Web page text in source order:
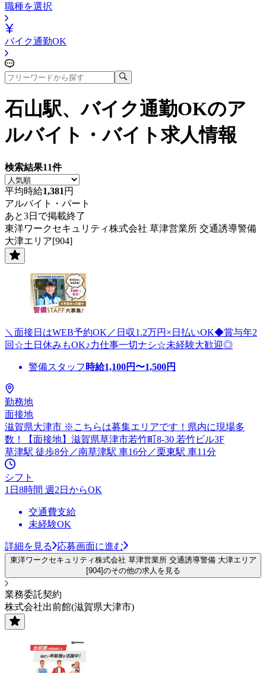
職種を選択
バイク通勤OK
石山駅、バイク通勤OKのア
ルバイト・バイト求人情報
検索結果11件
平均時給1,381 円
アルバイト・パート
あと3日で掲載終了
東洋ワークセキュリティ株式会社 草津営業所 交通誘導警備
大津エリア[904]
＼面接日はWEB予約OK／日収1.2万円×日払いOK◆賞与年2
回☆土日休みもOK♪力仕事一切ナシ☆未経験大歓迎◎
警備スタッフ 時給1,100円〜1,500円
勤務地
面接地
滋賀県大津市 ※こちらは募集エリアです！県内に現場多
数！【面接地】滋賀県草津市若竹町8-30 若竹ビル3F
草津駅 徒歩8分／南草津駅 車16分／栗東駅 車11分
シフト
1日8時間 週2日からOK
交通費支給
未経験OK
詳細を見る 応募画面に進む
東洋ワークセキュリティ株式会社 草津営業所 交通誘導警備 大津エリア
[904]のその他の求人を見る
業務委託契約
株式会社出前館(滋賀県大津市)